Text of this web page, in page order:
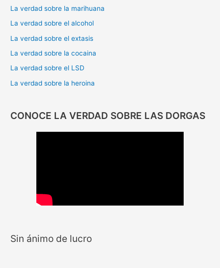
La verdad sobre la marihuana
La verdad sobre el alcohol
La verdad sobre el extasis
La verdad sobre la cocaina
La verdad sobre el LSD
La verdad sobre la heroina
CONOCE LA VERDAD SOBRE LAS DORGAS
Sin ánimo de lucro